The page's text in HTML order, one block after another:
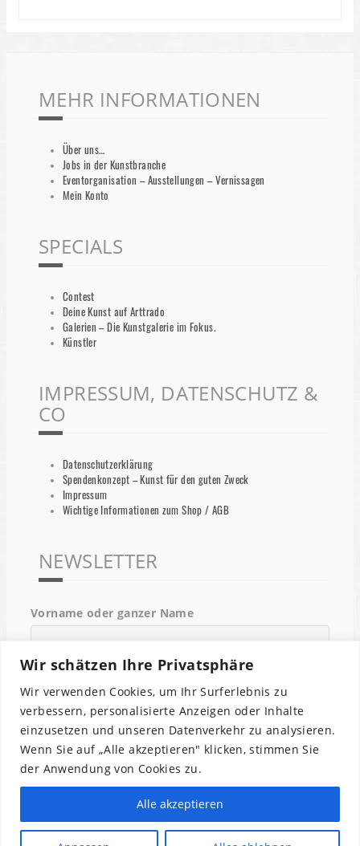
Wir schätzen Ihre Privatsphäre
Wir verwenden Cookies, um Ihr Surferlebnis zu
verbessern, personalisierte Anzeigen oder Inhalte
einzusetzen und unseren Datenverkehr zu analysieren.
Wenn Sie auf „Alle akzeptieren" klicken, stimmen Sie
der Anwendung von Cookies zu.
Alle akzeptieren
MEHR INFORMATIONEN
Über uns…
Jobs in der Kunstbranche
Eventorganisation – Ausstellungen – Vernissagen
Mein Konto
SPECIALS
Contest
Deine Kunst auf Arttrado
Galerien – Die Kunstgalerie im Fokus.
Künstler
IMPRESSUM, DATENSCHUTZ &
CO
Datenschutzerklärung
Spendenkonzept – Kunst für den guten Zweck
Impressum
Wichtige Informationen zum Shop / AGB
NEWSLETTER
Vorname oder ganzer Name
Email
Indem Du fortfährst, akzeptierst Du unsere
Datenschutzerklärung.